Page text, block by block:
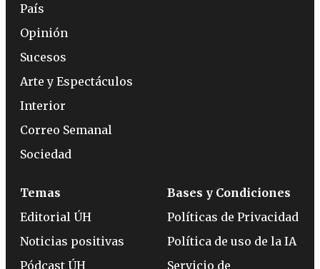
País
Opinión
Sucesos
Arte y Espectáculos
Interior
Correo Semanal
Sociedad
Temas
Editorial ÚH
Noticias positivas
Pódcast ÚH
Bases y Condiciones
Políticas de Privacidad
Política de uso de la IA
Servicio de